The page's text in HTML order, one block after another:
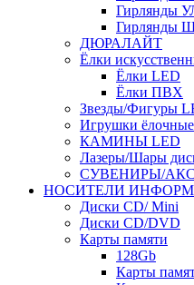
Гирлянды
Гирлянды
ДЮРАЛАЙТ
Ёлки
Ёлки LED
Ёлки ПВХ
Звезды/Фигуры
Игрушки ёлочные
КАМИНЫ LED
Лазеры/Шары
СУВЕНИРЫ/
НОСИТЕЛИ
Диски CD/ Mini
Диски CD/DVD
Карты памяти
128Gb
Карты